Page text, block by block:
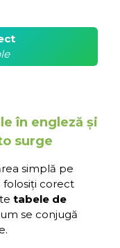
în engleză și
surge
simplă pe
folosiți corect
tabele de
se conjugă